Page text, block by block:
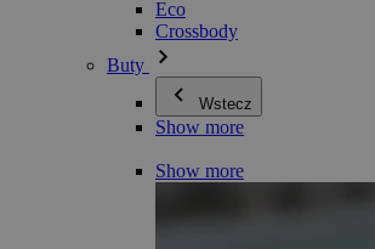
Eco
Crossbody
Buty
Wstecz
Show more
Show more